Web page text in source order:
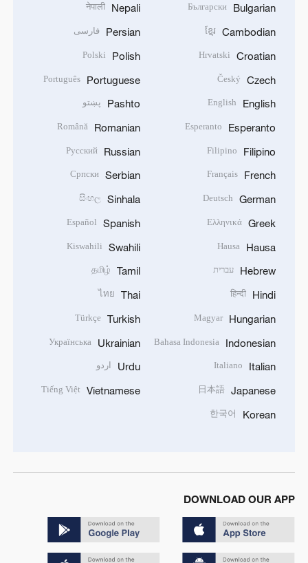
Bulgarian
Български
Cambodian
ខ្មែរ
Croatian
Hrvatski
Czech
Český
English
English
Esperanto
Esperanto
Filipino
Filipino
French
Français
German
Deutsch
Greek
Ελληνικά
Hausa
Hausa
Hebrew עברית
Hindi
हिन्दी
Hungarian
Magyar
Indonesian
Bahasa Indonesia
Italian
Italiano
Japanese
日本語
Korean
한국어
Nepali
नेपाली
Persian فارسی
Polish
Polski
Portuguese
Português
Pashto پښتو
Romanian
Română
Russian
Русский
Serbian
Српски
Sinhala
සිංහල
Spanish
Español
Swahili
Kiswahili
Tamil
தமிழ்
Thai
ไทย
Turkish
Türkçe
Ukrainian
Українська
Urdu اردو
Vietnamese
Tiếng Việt
DOWNLOAD OUR APP